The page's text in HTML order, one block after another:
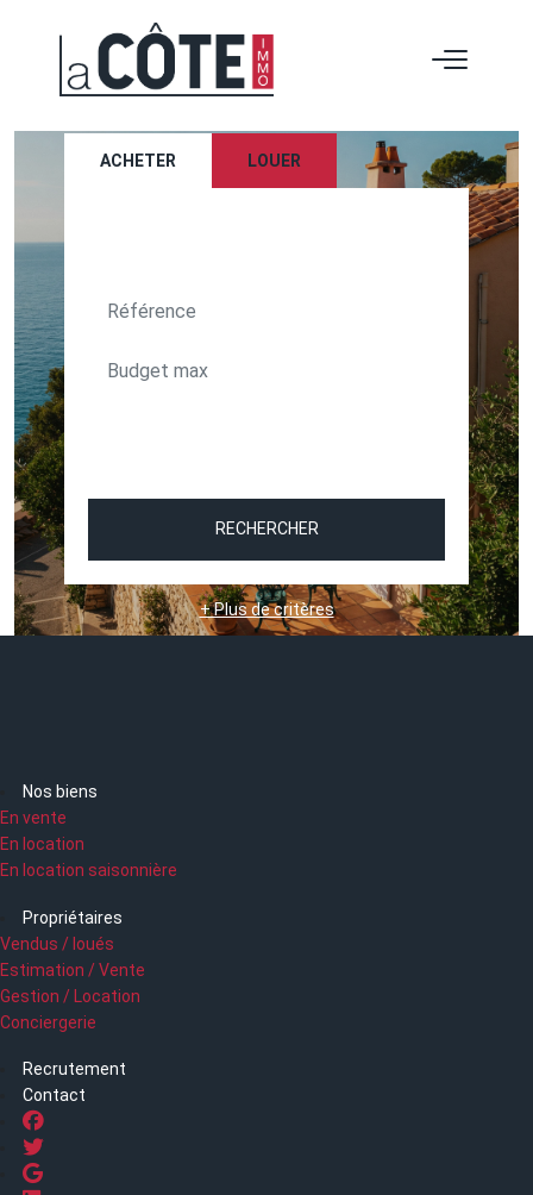
ACHETER LOUER
RECHERCHER
+ Plus de critères
Nos biens
En vente
En location
En location saisonnière
Propriétaires
Vendus / loués
Estimation / Vente
Gestion / Location
Conciergerie
Recrutement
Contact